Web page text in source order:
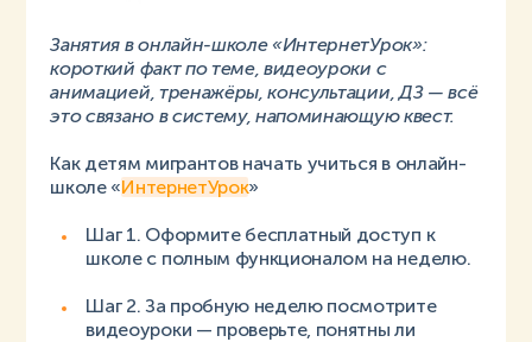
Занятия в онлайн-школе «ИнтернетУрок»:
короткий факт по теме, видеоуроки с
анимацией, тренажёры, консультации, ДЗ — всё
это связано в систему, напоминающую квест.
Как детям мигрантов начать учиться в онлайн-
школе «ИнтернетУрок»
Шаг 1. Оформите бесплатный доступ к
школе с полным функционалом на неделю.
Шаг 2. За пробную неделю посмотрите
видеоуроки — проверьте, понятны ли